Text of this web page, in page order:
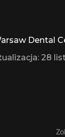
Dental
28